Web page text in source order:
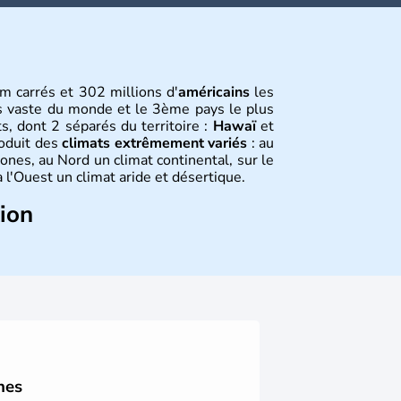
carrés et 302 millions d'américainsles
du monde et le 3ème pays le plus
dont 2 séparés du territoire : Hawaïet
des climats extrêmement variés : au
au Nord un climat continental, sur le
un climat aride et désertique.